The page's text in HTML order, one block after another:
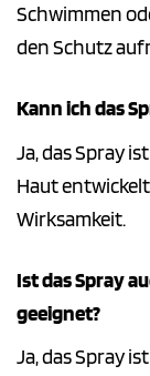
Schwimmen
den Schutz
Kann ich das
Ja, das Spray
Haut
Wirksamkeit.
Ist das Spray
geeignet?
Ja, das Spray